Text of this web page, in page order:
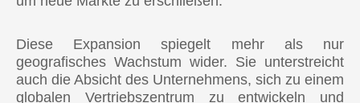
Diese Expansion spiegelt mehr als nur
geografisches Wachstum wider. Sie unterstreicht
auch die Absicht des Unternehmens, sich zu einem
globalen Vertriebszentrum zu entwickeln und